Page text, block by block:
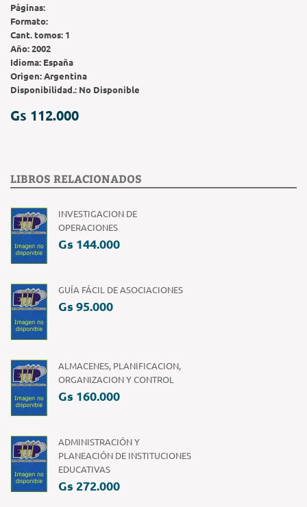
Páginas:
Formato:
Cant. tomos: 1
Año:2002
Idioma: España
Origen:Argentina
Disponibilidad.: No Disponible
Gs 112.000
LIBROS RELACIONADOS
INVESTIGACION DE
OPERACIONES
Gs 144.000
GUÍA FÁCIL DE ASOCIACIONES
Gs 95.000
ALMACENES, PLANIFICACION,
ORGANIZACION Y CONTROL
Gs 160.000
ADMINISTRACIÓN Y
PLANEACIÓN DE INSTITUCIONES
EDUCATIVAS
Gs 272.000